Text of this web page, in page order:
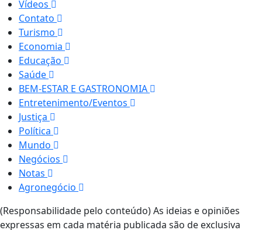
Vídeos
Contato
Turismo
Economia
Educação
Saúde
BEM-ESTAR E GASTRONOMIA
Entretenimento/Eventos
Justiça
Política
Mundo
Negócios
Notas
Agronegócio
(Responsabilidade pelo conteúdo) As ideias e opiniões
expressas em cada matéria publicada são de exclusiva